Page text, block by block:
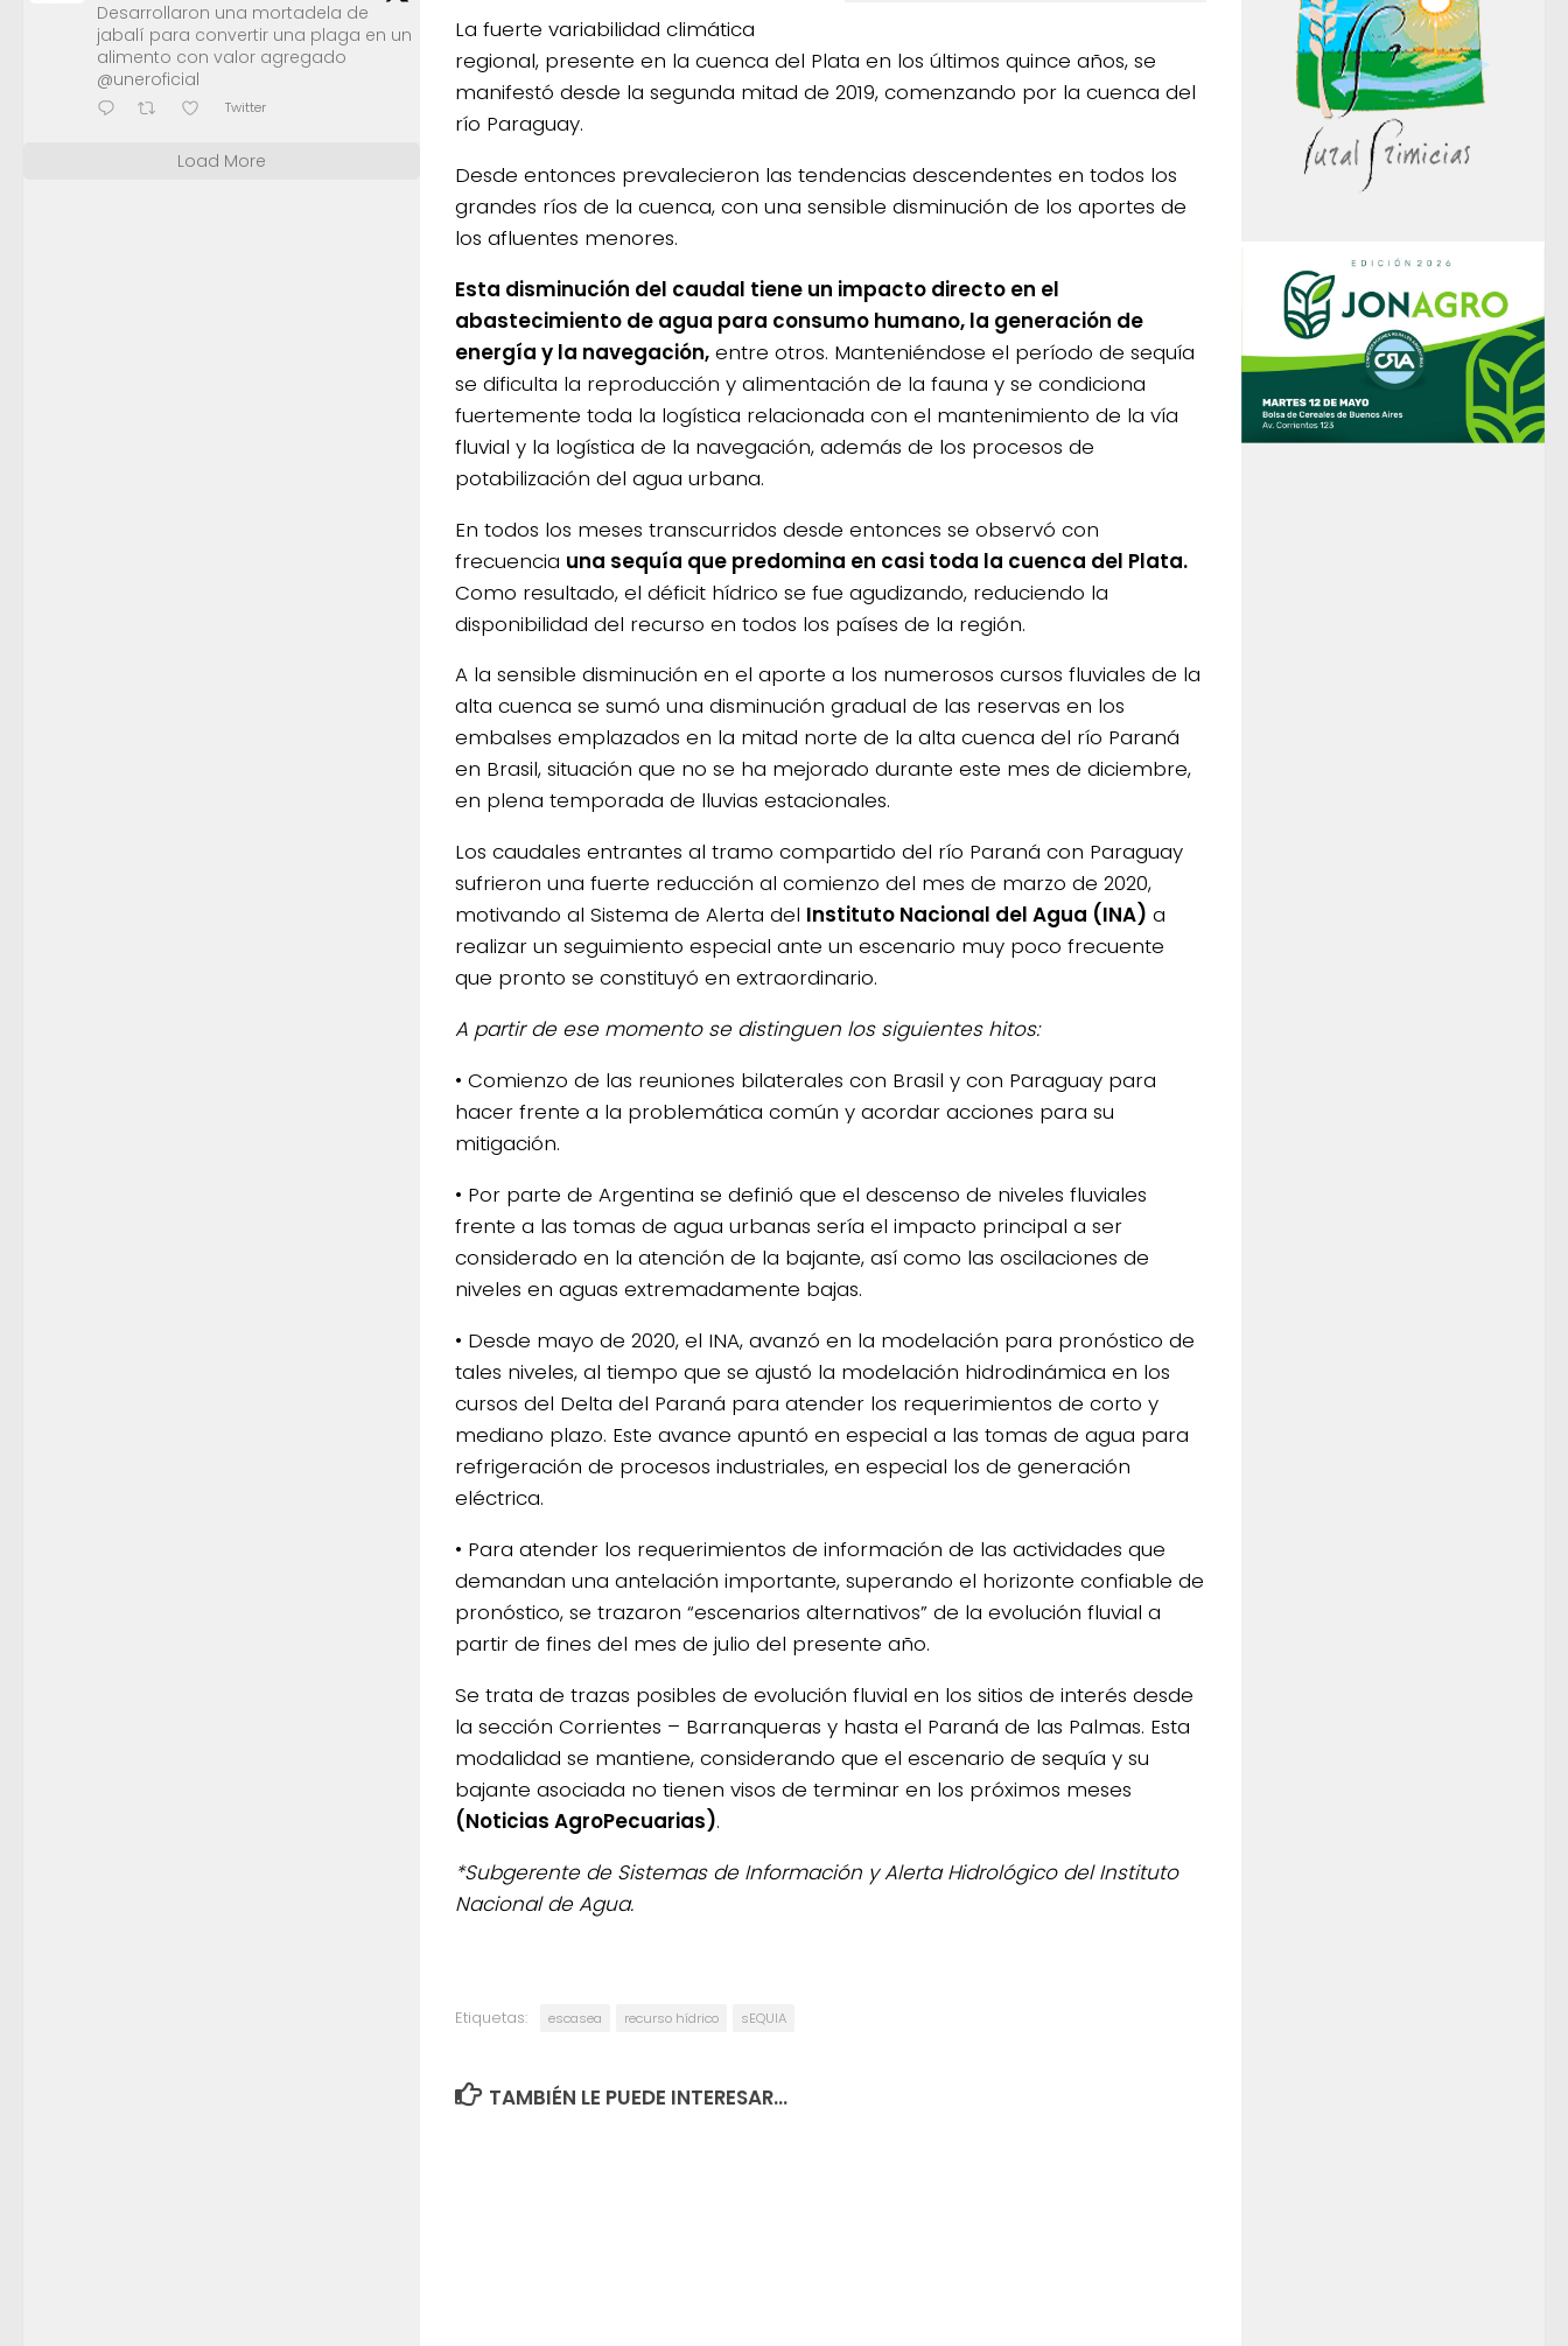
La fuerte variabilidad climática
regional, presente en la cuenca del Plata en los últimos quince años, se
manifestó desde la segunda mitad de 2019, comenzando por la cuenca del
río Paraguay.
Desde entonces prevalecieron las tendencias descendentes en todos los
grandes ríos de la cuenca, con una sensible disminución de los aportes de
los afluentes menores.
Esta disminución del caudal tiene un impacto directo en el
abastecimiento de agua para consumo humano, la generación de
energía y la navegación, entre otros. Manteniéndose el período de sequía
se dificulta la reproducción y alimentación de la fauna y se condiciona
fuertemente toda la logística relacionada con el mantenimiento de la vía
fluvial y la logística de la navegación, además de los procesos de
potabilización del agua urbana.
En todos los meses transcurridos desde entonces se observó con
frecuencia una sequía que predomina en casi toda la cuenca del Plata.
Como resultado, el déficit hídrico se fue agudizando, reduciendo la
disponibilidad del recurso en todos los países de la región.
A la sensible disminución en el aporte a los numerosos cursos fluviales de la
alta cuenca se sumó una disminución gradual de las reservas en los
embalses emplazados en la mitad norte de la alta cuenca del río Paraná
en Brasil, situación que no se ha mejorado durante este mes de diciembre,
en plena temporada de lluvias estacionales.
Los caudales entrantes al tramo compartido del río Paraná con Paraguay
sufrieron una fuerte reducción al comienzo del mes de marzo de 2020,
motivando al Sistema de Alerta del Instituto Nacional del Agua (INA) a
realizar un seguimiento especial ante un escenario muy poco frecuente
que pronto se constituyó en extraordinario.
A partir de ese momento se distinguen los siguientes hitos:
• Comienzo de las reuniones bilaterales con Brasil y con Paraguay para
hacer frente a la problemática común y acordar acciones para su
mitigación.
• Por parte de Argentina se definió que el descenso de niveles fluviales
frente a las tomas de agua urbanas sería el impacto principal a ser
considerado en la atención de la bajante, así como las oscilaciones de
niveles en aguas extremadamente bajas.
• Desde mayo de 2020, el INA, avanzó en la modelación para pronóstico de
tales niveles, al tiempo que se ajustó la modelación hidrodinámica en los
cursos del Delta del Paraná para atender los requerimientos de corto y
mediano plazo. Este avance apuntó en especial a las tomas de agua para
refrigeración de procesos industriales, en especial los de generación
eléctrica.
• Para atender los requerimientos de información de las actividades que
demandan una antelación importante, superando el horizonte confiable de
pronóstico, se trazaron “escenarios alternativos” de la evolución fluvial a
partir de fines del mes de julio del presente año.
Se trata de trazas posibles de evolución fluvial en los sitios de interés desde
la sección Corrientes – Barranqueras y hasta el Paraná de las Palmas. Esta
modalidad se mantiene, considerando que el escenario de sequía y su
bajante asociada no tienen visos de terminar en los próximos meses
(Noticias AgroPecuarias).
*Subgerente de Sistemas de Información y Alerta Hidrológico del Instituto
Nacional de Agua.
Etiquetas: escasea recurso hídrico sEQUIA
TAMBIÉN LE PUEDE INTERESAR...
Desarrollaron una mortadela de
jabalí para convertir una plaga en un
alimento con valor agregado
@uneroficial
Twitter
Load More